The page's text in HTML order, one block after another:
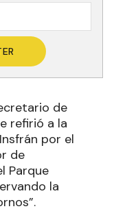
de
refirió a la
por el
de
Parque
la